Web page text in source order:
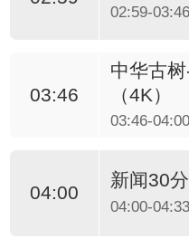
02:59-03:46
03:46
中华古
（4K）
03:46-04:00
04:00
新闻30分
04:00-04:33